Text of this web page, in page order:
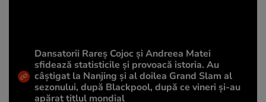
Dansatorii Rareș Cojoc și Andreea Matei
sfidează statisticile și provoacă istoria. Au
câștigat la Nanjing și al doilea Grand Slam al
sezonului, după Blackpool, după ce vineri și-au
apărat titlul mondial